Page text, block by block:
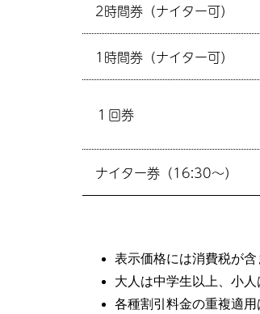
2時間券（ナイター可）
1時間券（ナイター可）
１回券
ナイター券（16:30～）
表示価格には消費税が含
大人は中学生以上、小
各種割引料金の重複適用